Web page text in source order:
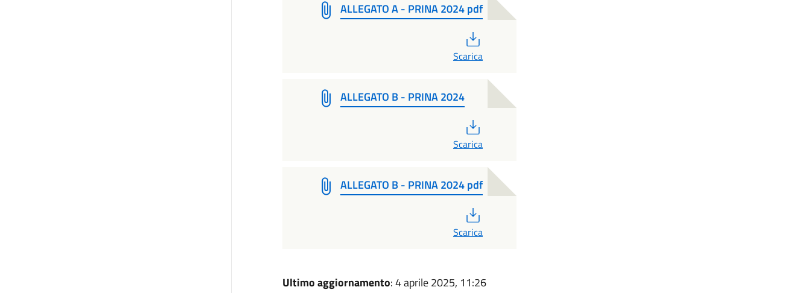
ALLEGATO A - PRINA 2024 pdf
Scarica
ALLEGATO B - PRINA 2024
Scarica
ALLEGATO B - PRINA 2024 pdf
Scarica
Ultimo aggiornamento: 4 aprile 2025, 11:26